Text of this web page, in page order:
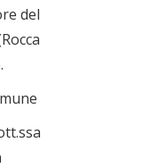
del